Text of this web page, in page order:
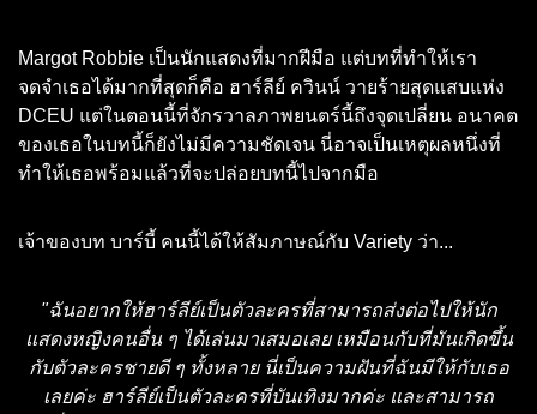
Margot Robbie เป็นนักแสดงที่มากฝีมือ แต่บทที่ทำให้เรา
จดจำเธอได้มากที่สุดก็คือ ฮาร์ลีย์ ควินน์ วายร้ายสุดแสบแห่ง
DCEU แต่ในตอนนี้ที่จักรวาลภาพยนตร์นี้ถึงจุดเปลี่ยน อนาคต
ของเธอในบทนี้ก็ยังไม่มีความชัดเจน นี่อาจเป็นเหตุผลหนึ่งที่
ทำให้เธอพร้อมแล้วที่จะปล่อยบทนี้ไปจากมือ
เจ้าของบท บาร์บี้ คนนี้ได้ให้สัมภาษณ์กับ Variety ว่า...
"ฉันอยากให้ฮาร์ลีย์เป็นตัวละครที่สามารถส่งต่อไปให้นัก
แสดงหญิงคนอื่น ๆ ได้เล่นมาเสมอเลย เหมือนกับที่มันเกิดขึ้น
กับตัวละครชายดี ๆ ทั้งหลาย นี่เป็นความฝันที่ฉันมีให้กับเธอ
เลยค่ะ ฮาร์ลีย์เป็นตัวละครที่บันเทิงมากค่ะ และสามารถ